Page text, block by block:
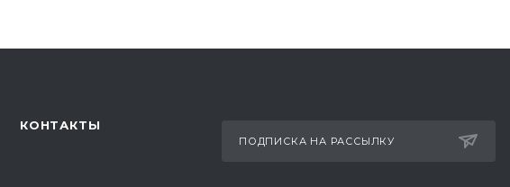
КОНТАКТЫ
ПОДПИСКА НА РАССЫЛКУ